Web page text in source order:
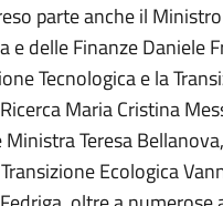
parte anche il
e delle Finanze Daniele
Tecnologica e la
Maria Cristina
Ministra Teresa
Ecologica